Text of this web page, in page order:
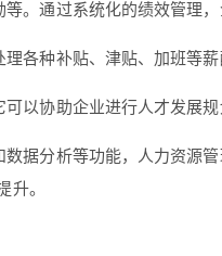
。通过系统化的绩效管理
各种补贴、津贴、加班等
以协助企业进行人才发展
据分析等功能，人力资源
升。